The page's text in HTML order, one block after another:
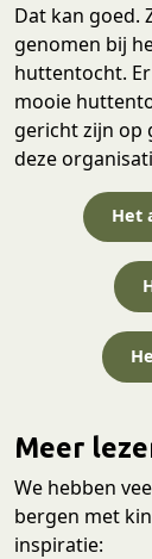
Dat kan goed.
genomen bij
huttentocht.
mooie
gericht zijn op
deze
Het
Meer
We hebben
bergen met
inspiratie: